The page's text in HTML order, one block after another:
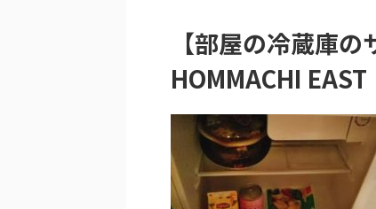
【部屋の冷蔵庫
HOMMACHI EAST